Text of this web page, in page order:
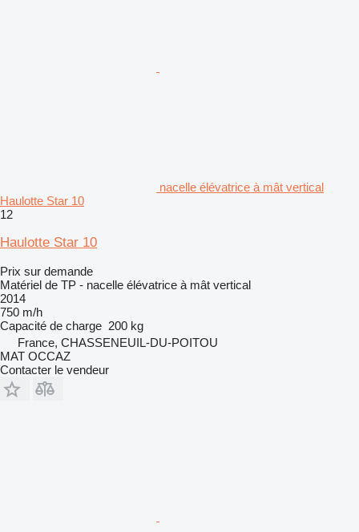
nacelle élévatrice à mât vertical
Haulotte Star 10
12
Haulotte Star 10
Prix sur demande
Matériel de TP - nacelle élévatrice à mât vertical
2014
750 m/h
Capacité de charge 200 kg
France, CHASSENEUIL-DU-POITOU
MAT OCCAZ
Contacter le vendeur